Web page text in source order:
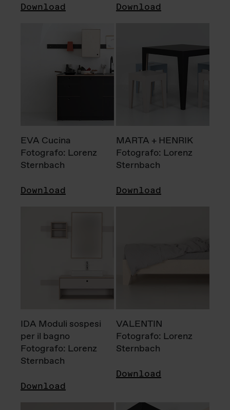
Download Download
EVA Cucina
Fotografo: Lorenz
Sternbach
Download
MARTA + HENRIK
Fotografo: Lorenz
Sternbach
Download
IDA Moduli sospesi
per il bagno
Fotografo: Lorenz
Sternbach
Download
VALENTIN
Fotografo: Lorenz
Sternbach
Download